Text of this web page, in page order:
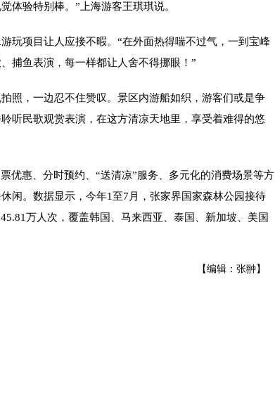
体验特别棒。”上海游客王琪琪说。
项目让人应接不暇。“在外面热得喘不过气，一到宝峰
捕鱼表演，每一样都让人舍不得挪眼！”
，一边忍不住赞叹。景区内游船如织，游客们或是争
听民歌观赏表演，在这方清凉天地里，享受着难得的悠
惠、分时预约、“送清凉”服务、多元化的消费场景等方
闲。数据显示，今年1至7月，张家界国家森林公园接待
万人次，覆盖韩国、马来西亚、泰国、新加坡、美国
【编辑：张翀】